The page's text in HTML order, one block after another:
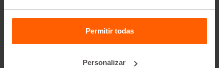
Permitir todas
Personalizar
Detalles
Set de cauchos gris, adecuado para todos los tamaños de
abrazaderas de bloques de hormigón.